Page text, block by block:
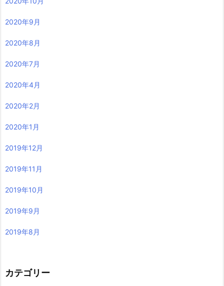
2020年9月
2020年8月
2020年7月
2020年4月
2020年2月
2020年1月
2019年12月
2019年11月
2019年10月
2019年9月
2019年8月
カテゴリー